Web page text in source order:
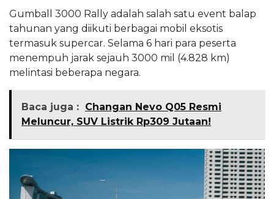
Gumball 3000 Rally adalah salah satu event balap
tahunan yang diikuti berbagai mobil eksotis
termasuk supercar. Selama 6 hari para peserta
menempuh jarak sejauh 3000 mil (4.828 km)
melintasi beberapa negara.
Baca juga : Changan Nevo Q05 Resmi
Meluncur, SUV Listrik Rp309 Jutaan!